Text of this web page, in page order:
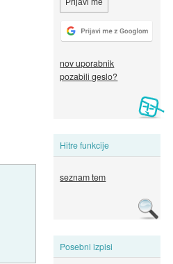
nov uporabnik
pozabili geslo?
Hitre funkcije
seznam tem
Posebni izpisi